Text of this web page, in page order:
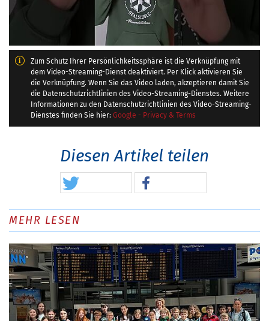
Zum Schutz Ihrer Persönlichkeitssphäre ist die Verknüpfung mit
dem Video-Streaming-Dienst deaktiviert. Per Klick aktivieren Sie
die Verknüpfung. Wenn Sie das Video laden, akzeptieren damit Sie
die Datenschutzrichtlinien des Video-Streaming-Dienstes. Weitere
Informationen zu den Datenschutzrichtlinien des Video-Streaming-
Dienstes finden Sie hier: Google - Privacy & Terms
Diesen Artikel teilen
MEHR LESEN